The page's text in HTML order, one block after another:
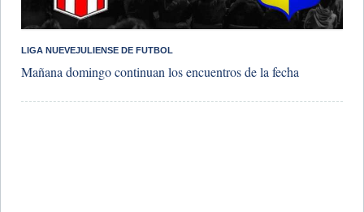
LIGA NUEVEJULIENSE DE FUTBOL
Mañana domingo continuan los encuentros de la fecha